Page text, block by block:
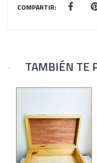
COMPARTIR:
TAMBIÉN TE